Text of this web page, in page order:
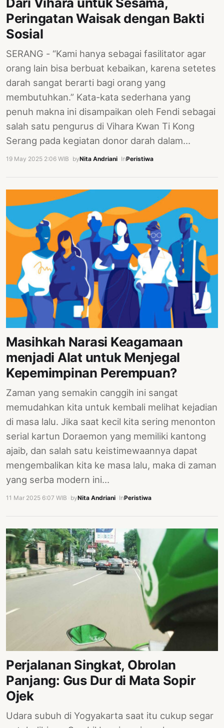
Peringatan Waisak dengan Bakti
Sosial
SERANG - “Kami hanya sebagai fasilitator agar
orang lain bisa berbuat kebaikan, karena setetes
darah sangat berarti bagi orang yang
membutuhkan.” Kata-kata sederhana yang
penuh makna ini disampaikan oleh Fendi sebagai
salah satu pengurus di Vihara Kwan Ti Kong
Serang pada kegiatan donor darah dalam…
19 May 2025 2:06 WIB byNita Andriani InPeristiwa
Masihkah Narasi Keagamaan
menjadi Alat untuk Menjegal
Kepemimpinan Perempuan?
Zaman yang semakin canggih ini sangat
memudahkan kita untuk kembali melihat kejadian
di masa lalu. Jika saat kecil kita sering menonton
serial kartun Doraemon yang memiliki kantong
ajaib, dan salah satu keistimewaannya dapat
mengembalikan kita ke masa lalu, maka di zaman
yang serba modern ini…
11 Mar 2025 6:07 WIB byNita Andriani InPeristiwa
Perjalanan Singkat, Obrolan
Panjang: Gus Dur di Mata Sopir
Ojek
Udara subuh di Yogyakarta saat itu cukup segar